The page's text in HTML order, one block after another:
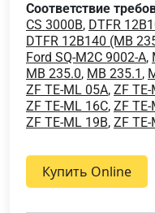
Соответствие
CS 3000B, DTFR
DTFR 12B140 (MB
Ford SQ-M2C 9002-A,
MB 235.0, MB 235.1 ,
ZF TE-ML 05A, ZF
ZF TE-ML 16C, ZF
ZF TE-ML 19B, ZF
Купить Online